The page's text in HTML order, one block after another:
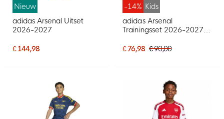
Nieuw
adidas Arsenal Uitset
2026-2027
€ 144,98
-14% Kids
adidas Arsenal
Trainingsset 2026-2027
€ 76,98 € 90,00